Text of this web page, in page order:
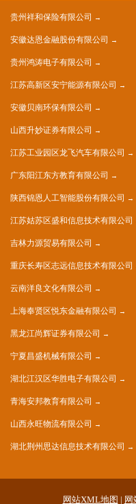
贵州祥和保险有限公司
安徽达恩金融股份有限公司
贵州鸿涛电子有限公司
江苏高新区安宁能源有限公司
安徽贝南环保有限公司
山西升妙证券有限公司
江苏工业园区龙飞汽车有限公司
广东阳江东方教育有限公司
陕西锦恩人工智能股份有限公司
江苏姑苏区盛和信息技术有限公司
吉林力源贸易有限公司
重庆长寿区志远信息技术有限公司
云南洋良文化有限公司
上海奉贤区悦东金融有限公司
黑龙江尚辉证券有限公司
宁夏昌盛机械有限公司
湖北江汉区华胜电子有限公司
青海安邦教育有限公司
山西永旺物流有限公司
湖北荆州思达信息技术有限公司
网站XML地图 | 网